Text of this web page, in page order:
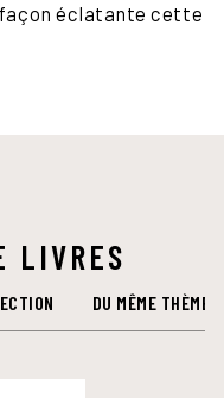
éclatante cette
LIVRES
DU MÊME THÈME